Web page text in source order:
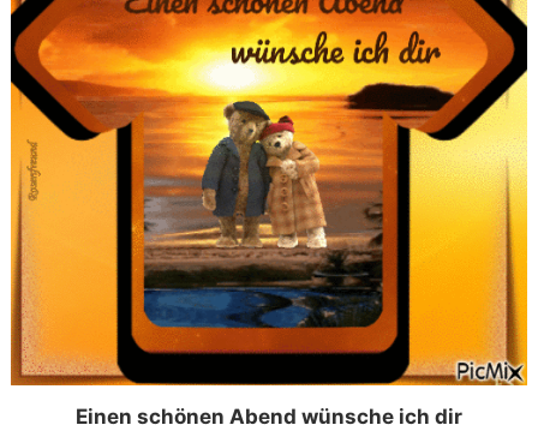
Einen schönen Abend wünsche ich dir